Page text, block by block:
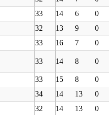
33 14 6 0
32 13 9 0
33 16 7 0
33 14 8 0
33 15 8 0
34 14 13 0
32 14 13 0